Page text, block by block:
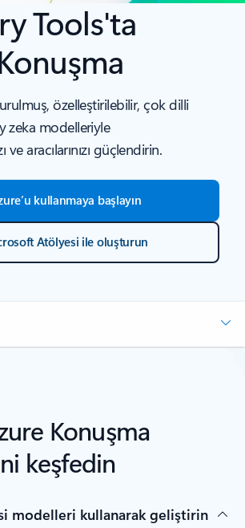
Tools'ta
özelleştirilebilir, çok dilli
zeka modelleriyle
ve aracılarınızı güçlendirin.
kullanmaya başlayın
Atölyesi ile oluşturun
Konuşma
keşfedin
modelleri kullanarak geliştirin